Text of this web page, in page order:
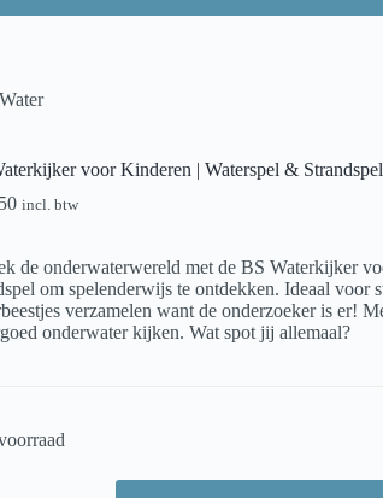
voor Kinderen | Waterspel &
incl. btw
de onderwaterwereld met de BS Waterkijker
om spelenderwijs te ontdekken. Ideaal voor
verzamelen want de onderzoeker is er!
onderwater kijken. Wat spot jij allemaal?